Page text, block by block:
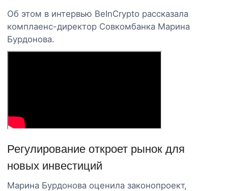
Об этом в интервью BeInCrypto рассказала
комплаенс-директор Совкомбанка Марина
Бурдонова.
Регулирование откроет рынок для
новых инвестиций
Марина Бурдонова оценила законопроект,